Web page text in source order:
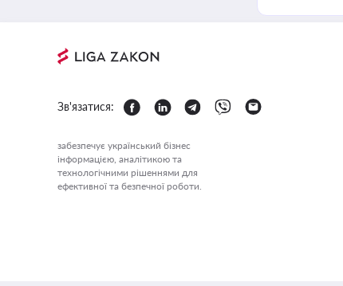
Зв'язатися:
забезпечує український бізнес
інформацією, аналітикою та
технологічними рішеннями для
ефективної та безпечної роботи.